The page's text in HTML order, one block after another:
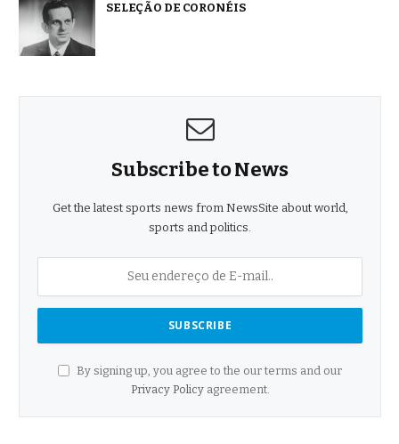
SELEÇÃO DE CORONÉIS
Subscribe to News
Get the latest sports news from NewsSite about world,
sports and politics.
By signing up, you agree to the our terms and our
Privacy Policyagreement.